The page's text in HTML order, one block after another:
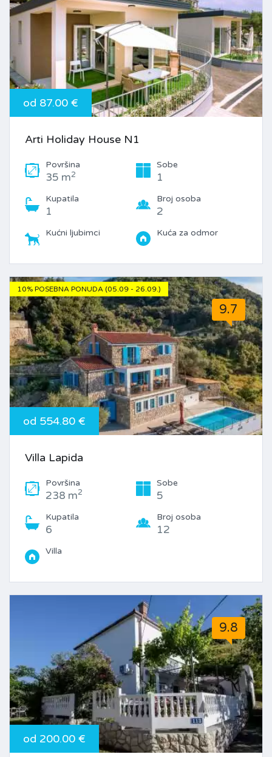
od 87.00 €
Arti Holiday House N1
Površina
35 m2
Sobe
1
Kupatila
1
Broj osoba
2
Kućni ljubimci Kuća za odmor
10% POSEBNA PONUDA (05.09 - 26.09.)
9.7
od 554.80 €
Villa Lapida
Površina
238 m2
Sobe
5
Kupatila
6
Broj osoba
12
Villa
9.8
od 200.00 €